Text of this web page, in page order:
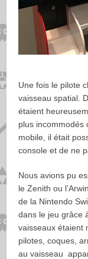
Une fois le pilote
vaisseau spatial.
étaient
plus incommodés
mobile, il était
console et de ne
Nous avions pu
le Zenith ou
de la Nintendo
dans le jeu grâce
vaisseaux étaient
pilotes, coques,
au vaisseau